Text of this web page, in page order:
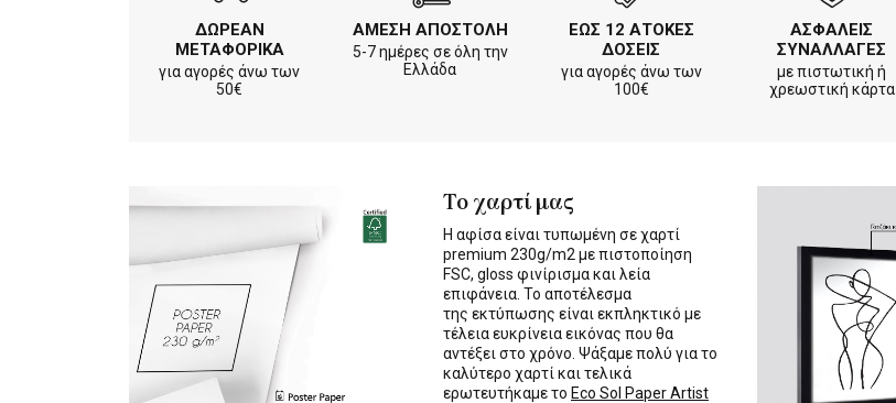
ΔΩΡΕΑΝ
ΜΕΤΑΦΟΡΙΚΑ
για αγορές άνω των
50€
ΑΜΕΣΗ ΑΠΟΣΤΟΛΗ
5-7 ημέρες σε όλη την
Ελλάδα
ΕΩΣ 12 ΑΤΟΚΕΣ
ΔΟΣΕΙΣ
για αγορές άνω των
100€
ΑΣΦΑΛΕΙΣ
ΣΥΝΑΛΛΑΓΕΣ
με πιστωτική ή
χρεωστική κάρτα
Το χαρτί μας
Η αφίσα είναι τυπωμένη σε χαρτί
premium 230g/m2 με πιστοποίηση
FSC, gloss φινίρισμα και λεία
επιφάνεια. Το αποτέλεσμα
της εκτύπωσης είναι εκπληκτικό με
τέλεια ευκρίνεια εικόνας που θα
αντέξει στο χρόνο. Ψάξαμε πολύ για το
καλύτερο χαρτί και τελικά
ερωτευτήκαμε το Eco Sol Paper Artist